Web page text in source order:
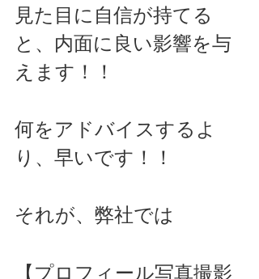
見た目に自信が持てる
と、内面に良い影響を与
えます！！
何をアドバイスするよ
り、早いです！！
それが、弊社では
【プロフィール写真撮影